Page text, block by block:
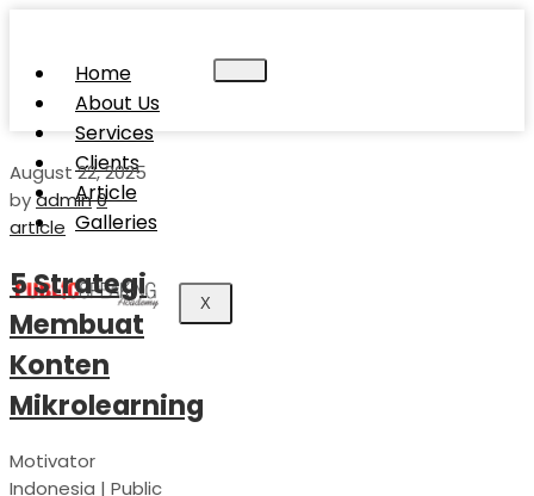
Home
About Us
Services
Clients
Article
Galleries
X
August 22, 2025
byadmin0
article
5 Strategi
Membuat
Konten
Mikrolearning
Motivator
Indonesia | Public